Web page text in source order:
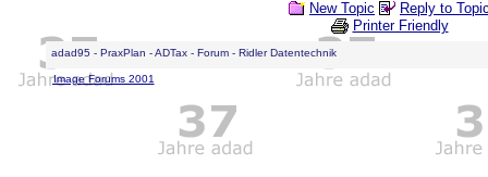
New Topic
Reply to
Printer Friendly
adad95 - PraxPlan - ADTax - Forum - Ridler Datentechnik
Image Forums 2001